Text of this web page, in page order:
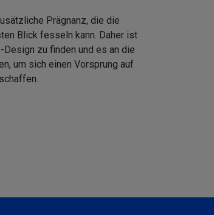
Prägnanz, die die
Blick fesseln kann. Daher ist
zu finden und es an die
um sich einen Vorsprung auf